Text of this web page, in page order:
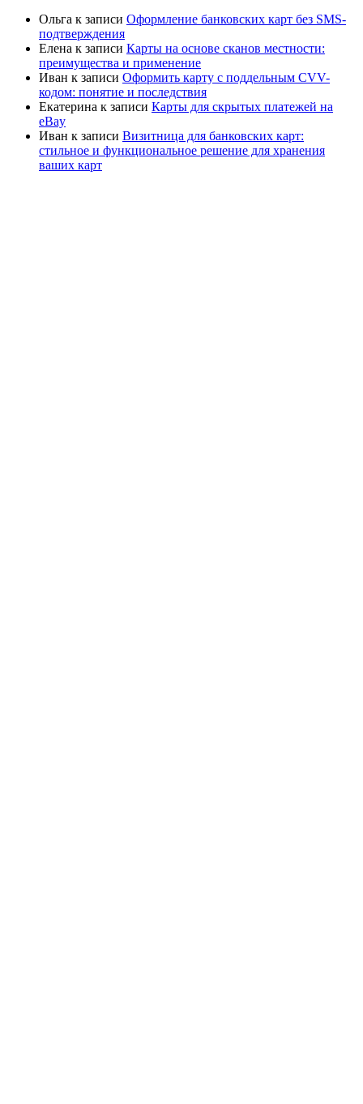
Ольга к записи Оформление банковских карт без SMS-
подтверждения
Елена к записи Карты на основе сканов местности:
преимущества и применение
Иван к записи Оформить карту с поддельным CVV-
кодом: понятие и последствия
Екатерина к записи Карты для скрытых платежей на
eBay
Иван к записи Визитница для банковских карт:
стильное и функциональное решение для хранения
ваших карт